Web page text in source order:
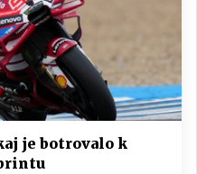
je botrovalo k